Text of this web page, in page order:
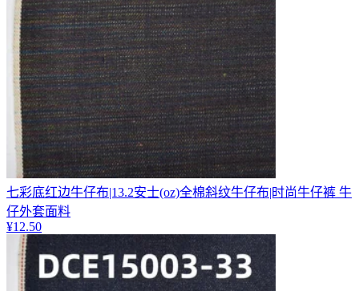
七彩底红边牛仔布|13.2安士(oz)全棉斜纹牛仔布|时尚牛仔裤 牛
仔外套面料
¥12.50